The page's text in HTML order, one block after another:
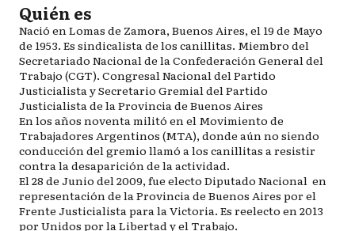
Quién es
Nació en Lomas de Zamora, Buenos Aires, el 19 de Mayo
de 1953. Es sindicalista de los canillitas. Miembro del
Secretariado Nacional de la Confederación General del
Trabajo (CGT). Congresal Nacional del Partido
Justicialista y Secretario Gremial del Partido
Justicialista de la Provincia de Buenos Aires
En los años noventa militó en el Movimiento de
Trabajadores Argentinos (MTA), donde aún no siendo
conducción del gremio llamó a los canillitas a resistir
contra la desaparición de la actividad.
El 28 de Junio del 2009, fue electo Diputado Nacional en
representación de la Provincia de Buenos Aires por el
Frente Justicialista para la Victoria. Es reelecto en 2013
por Unidos por la Libertad y el Trabajo.